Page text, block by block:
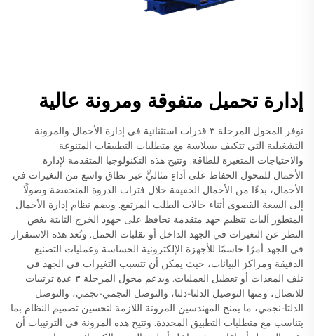
إدارة تحميل متفوقة ومرونة عالية
توفر المحول المرحلة ٣ قدرات استثنائية في إدارة الأحمال والمرونة
التشغيلية التي تتكيف بسلاسة مع متطلبات التطبيقات المتنوعة
والاحتياجات المتغيرة للطاقة. وتتيح هذه التكنولوجيا المتقدمة لإدارة
الأحمال للمحول الحفاظ على أداءٍ مثاليٍّ عبر نطاق واسع من التغيرات في
الأحمال، بدءًا من الأحمال الخفيفة خلال فترات الذروة المنخفضة وصولًا
إلى السعة القصوى أثناء حالات الطلب المرتفع. ويضم نظام إدارة الأحمال
المتطور آليات تنظيم جهد متقدمة تحافظ على جهود الخرج الثابتة بغض
النظر عن التغيرات في الجهد الداخل أو تقلبات الحمل. وتُعد هذه الاستقرار
في الجهد أمرًا حاسمًا للأجهزة الإلكترونية الحساسة وعمليات التصنيع
الدقيقة ومراكز البيانات، حيث يمكن أن تتسبب التغيرات في الجهد في
تلف المعدات أو تعطيل العمليات. ويدعم محول المرحلة ٣ عدة ترتيبات
للاتصال، ومنها التوصيل الدلتا-دلتا، والتوصل النجمي-نجمي، والتوصل
الدلتا-نجمي، ما يمنح المهندسين المرونة اللازمة لتحسين تصميم النظام بما
يتناسب مع متطلبات التطبيق المحددة. وتتيح هذه المرونة في الترتيبات أن